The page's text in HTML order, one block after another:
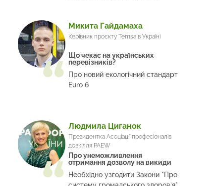
Микита Гайдамаха
Керівник проєкту Temsa в Україні
Що чекає на українських
перевізників?
Про новий екологічний стандарт
Euro 6
Людмила Циганок
Президентка Асоціації професіоналів
довкілля PAEW
Про унеможливлення
отримання дозволу на викиди
Необхідно узгодити Закони "Про